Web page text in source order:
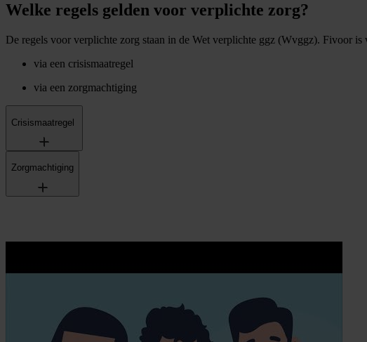
Welke regels gelden voor verplichte zorg?
De regels voor verplichte zorg staan in de Wet verplichte ggz (Wvggz). Fivoor
via een crisismaatregel
via een zorgmachtiging
Crisismaatregel
Zorgmachtiging